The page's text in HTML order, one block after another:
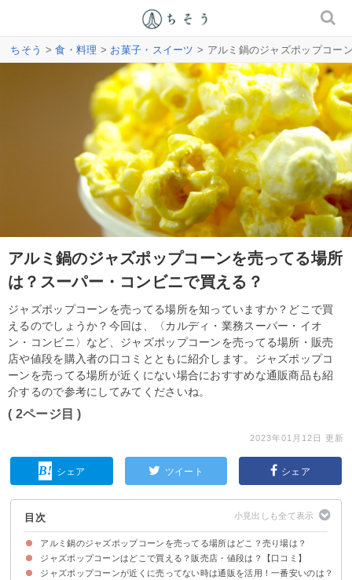
ちそう >食・料理 > お菓子・スイーツ > アルミ鍋のジャズポップコー
アルミ鍋のジャズポップコーンを売ってる場所
は？スーパー・コンビニで買える？
ジャズポップコーンを売ってる場所を知っていますか？どこで買
えるのでしょうか？今回は、〈カルディ・業務スーパー・イオ
ン・コンビニ〉など、ジャズポップコーンを売ってる場所・販売
店や値段を購入者の口コミとともに紹介します。ジャズポップコ
ーンを売ってる場所が近くにない場合におすすめな通販商品も紹
介するので参考にしてみてくださいね。
( 2ページ目 )
2023年01月12日 更新
シェア ツイート シェア
目次
アルミ鍋のジャズポップコーンを売ってる場所はどこ？売り場は？
ジャズポップコーンの売ってる場所・販売店の一覧
ジャズポップコーンの売り場
ジャズポップコーンはどこで買える？販売店・値段は？【口コミ】
①カルディ（−円）
②ドンキ（−円）
③イオン（−円）
④トイザらス（249円）
⑤ヨドバシ（−円）
ジャズポップコーンが近くに売ってない時は通販を活用！一番安いのは？